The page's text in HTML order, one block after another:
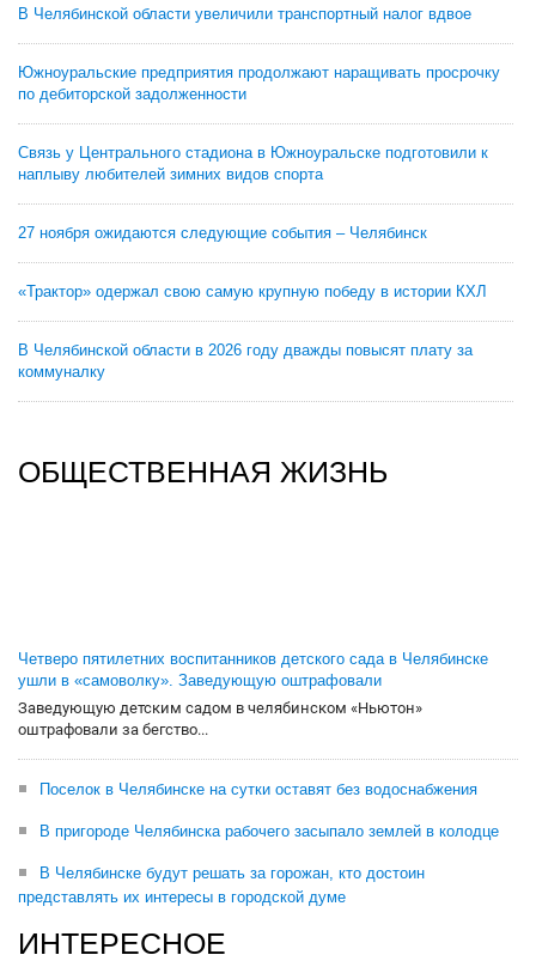
В Челябинской области увеличили транспортный налог вдвое
Южноуральские предприятия продолжают наращивать просрочку
по дебиторской задолженности
Связь у Центрального стадиона в Южноуральске подготовили к
наплыву любителей зимних видов спорта
27 ноября ожидаются следующие события – Челябинск
«Трактор» одержал свою самую крупную победу в истории КХЛ
В Челябинской области в 2026 году дважды повысят плату за
коммуналку
ОБЩЕСТВЕННАЯ ЖИЗНЬ
Четверо пятилетних воспитанников детского сада в Челябинске
ушли в «самоволку». Заведующую оштрафовали
Заведующую детским садом в челябинском «Ньютон»
оштрафовали за бегство...
Поселок в Челябинске на сутки оставят без водоснабжения
В пригороде Челябинска рабочего засыпало землей в колодце
В Челябинске будут решать за горожан, кто достоин
представлять их интересы в городской думе
ИНТЕРЕСНОЕ